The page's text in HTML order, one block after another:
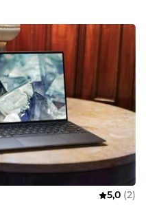
5,0 (2)